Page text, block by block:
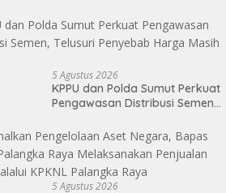
Aplikasi Netrash
5 Agustus 2026
KPPU dan Polda Sumut Perkuat
Pengawasan Distribusi Semen,
Tinggi
5 Agustus 2026